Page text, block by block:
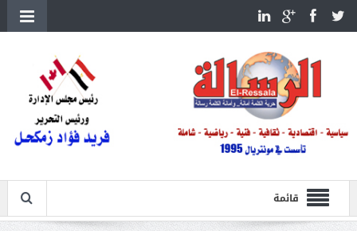
قائمة